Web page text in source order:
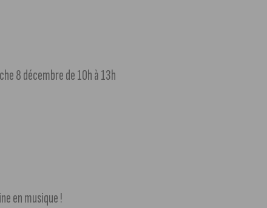
8 décembre de 10h à 13h
en musique !